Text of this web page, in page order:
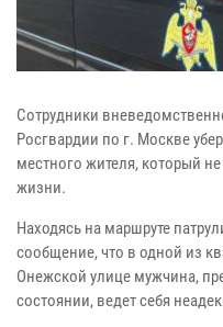
Сотрудники
Росгвардии по г. Москве
местного жителя, который
жизни.
Находясь на маршруте
сообщение, что в одной из
Онежской улице мужчина,
состоянии, ведет себя